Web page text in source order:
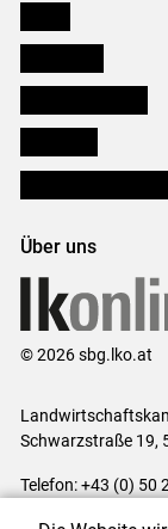
Über uns
© 2026 sbg.lko.at
Schwarzstraße 19,
Telefon: +43 (0) 50